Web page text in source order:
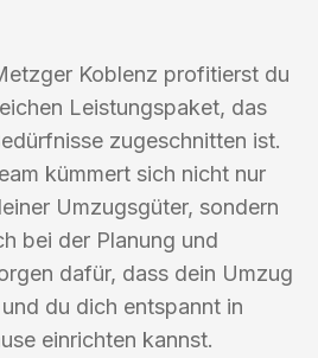
Koblenz profitierst du
Leistungspaket, das
zugeschnitten ist.
kümmert sich nicht nur
Umzugsgüter, sondern
bei der Planung und
dafür, dass dein Umzug
du dich entspannt in
einrichten kannst.